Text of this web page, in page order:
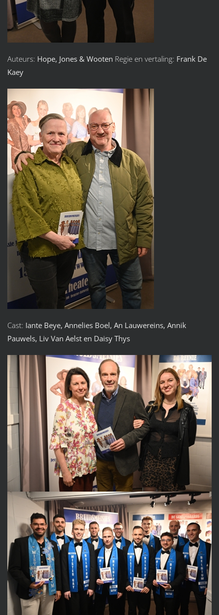
Auteurs: Hope, Jones & Wooten Regie en vertaling: Frank De
Kaey
Cast: Iante Beye, Annelies Boel, An Lauwereins, Annik
Pauwels, Liv Van Aelst en Daisy Thys